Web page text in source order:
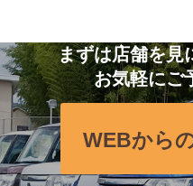
まずは店舗を見
お気軽にご
WEBから